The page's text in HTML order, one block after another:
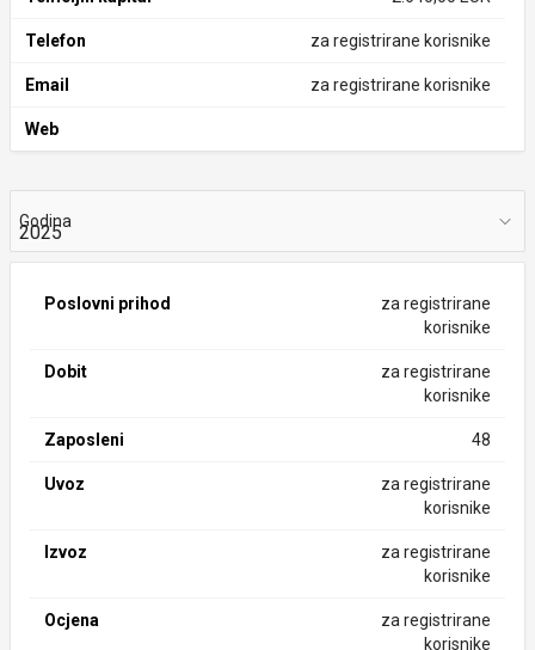
Telefon za registrirane korisnike
Email za registrirane korisnike
Web
Godina
Poslovni prihod
za registrirane
korisnike
Dobit
za registrirane
korisnike
Zaposleni 48
Uvoz
za registrirane
korisnike
Izvoz
za registrirane
korisnike
Ocjena
za registrirane
korisnike